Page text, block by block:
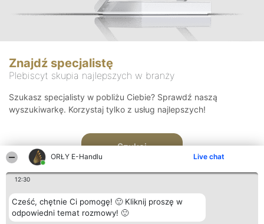
ORŁY E-Handlu Live chat
12:30
Cześć, chętnie Ci pomogę! 🙂 Kliknij proszę w
odpowiedni temat rozmowy! 🙂
Znajdź specjalistę
Plebiscyt skupia najlepszych w branży
Szukasz specjalisty w pobliżu Ciebie? Sprawdź naszą
wyszukiwarkę. Korzystaj tylko z usług najlepszych!
Szukaj